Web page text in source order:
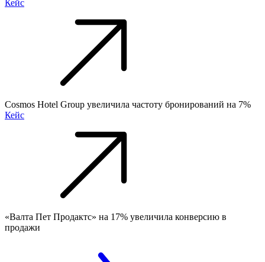
Кейс
Cosmos Hotel Group увеличила частоту бронирований на 7%
Кейс
«Валта Пет Продактс» на 17% увеличила конверсию в
продажи